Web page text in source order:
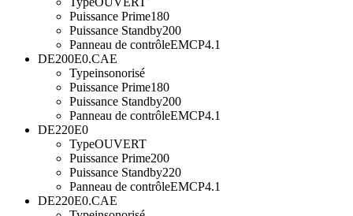
Puissance Prime180
Puissance Standby200
Panneau de contrôleEMCP4.1
DE200E0.CAE
Typeinsonorisé
Puissance Prime180
Puissance Standby200
Panneau de contrôleEMCP4.1
DE220E0
TypeOUVERT
Puissance Prime200
Puissance Standby220
Panneau de contrôleEMCP4.1
DE220E0.CAE